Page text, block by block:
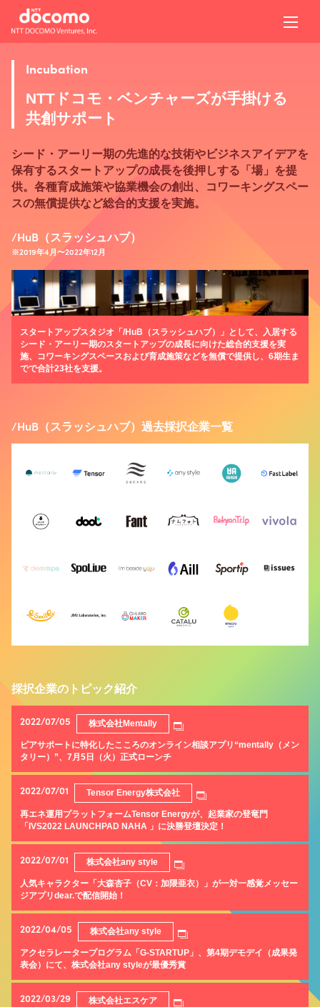
Incubation
NTTドコモ・ベンチャーズが手掛ける
共創サポート
シード・アーリー期の先進的な技術やビジネスアイデアを
保有するスタートアップの成長を後押しする「場」を提
供。各種育成施策や協業機会の創出、コワーキングスペー
スの無償提供など総合的支援を実施。
/HuB（スラッシュハブ）
※2019年4月〜2022年12月
スタートアップスタジオ「/HuB（スラッシュハブ）」として、入居する
シード・アーリー期のスタートアップの成長に向けた総合的支援を実
施、コワーキングスペースおよび育成施策などを無償で提供し、6期生ま
でで合計23社を支援。
/HuB（スラッシュハブ）過去採択企業一覧
採択企業のトピック紹介
2022/07/05 株式会社Mentally
ピアサポートに特化したこころのオンライン相談アプリ“mentally（メン
タリー）”、7月5日（火）正式ローンチ
2022/07/01 Tensor Energy株式会社
再エネ運用プラットフォームTensor Energyが、起業家の登竜門
「IVS2022 LAUNCHPAD NAHA 」に決勝登壇決定！
2022/07/01 株式会社any style
人気キャラクター「大森杏子（CV：加隈亜衣）」が一対一感覚メッセー
ジアプリdear.で配信開始！
2022/04/05 株式会社any style
アクセラレータープログラム「G-STARTUP」、第4期デモデイ（成果発
表会）にて、株式会社any styleが最優秀賞
2022/03/29 株式会社エスケア